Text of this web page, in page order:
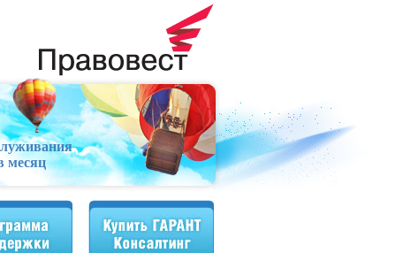
месяц
Купить ГАРАНТ Консалтинг